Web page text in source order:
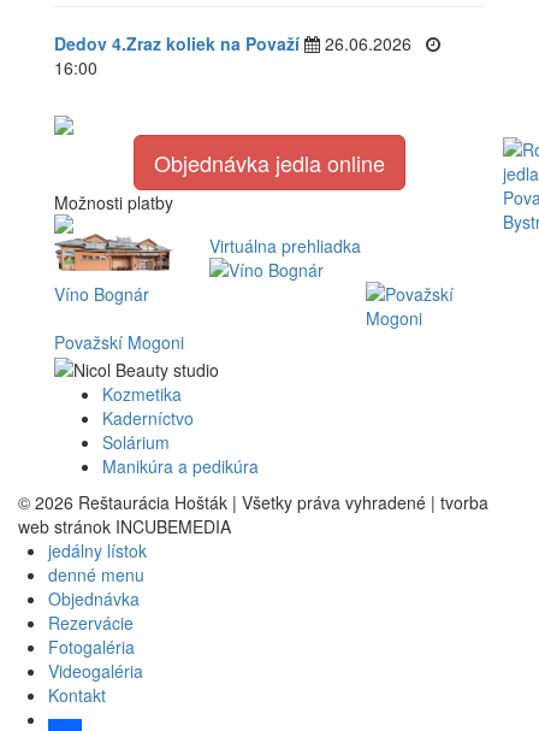
Dedov 4.Zraz koliek na Považí
26.06.2026
16:00
Objednávka jedla online
Možnosti platby
Virtuálna prehliadka
Víno Bognár
Považskí Mogoni
Kozmetika
Kaderníctvo
Solárium
Manikúra a pedikúra
© 2026 Reštaurácia Hošták | Všetky práva vyhradené | tvorba
web stránok INCUBEMEDIA
jedálny lístok
denné menu
Objednávka
Rezervácie
Fotogaléria
Videogaléria
Kontakt